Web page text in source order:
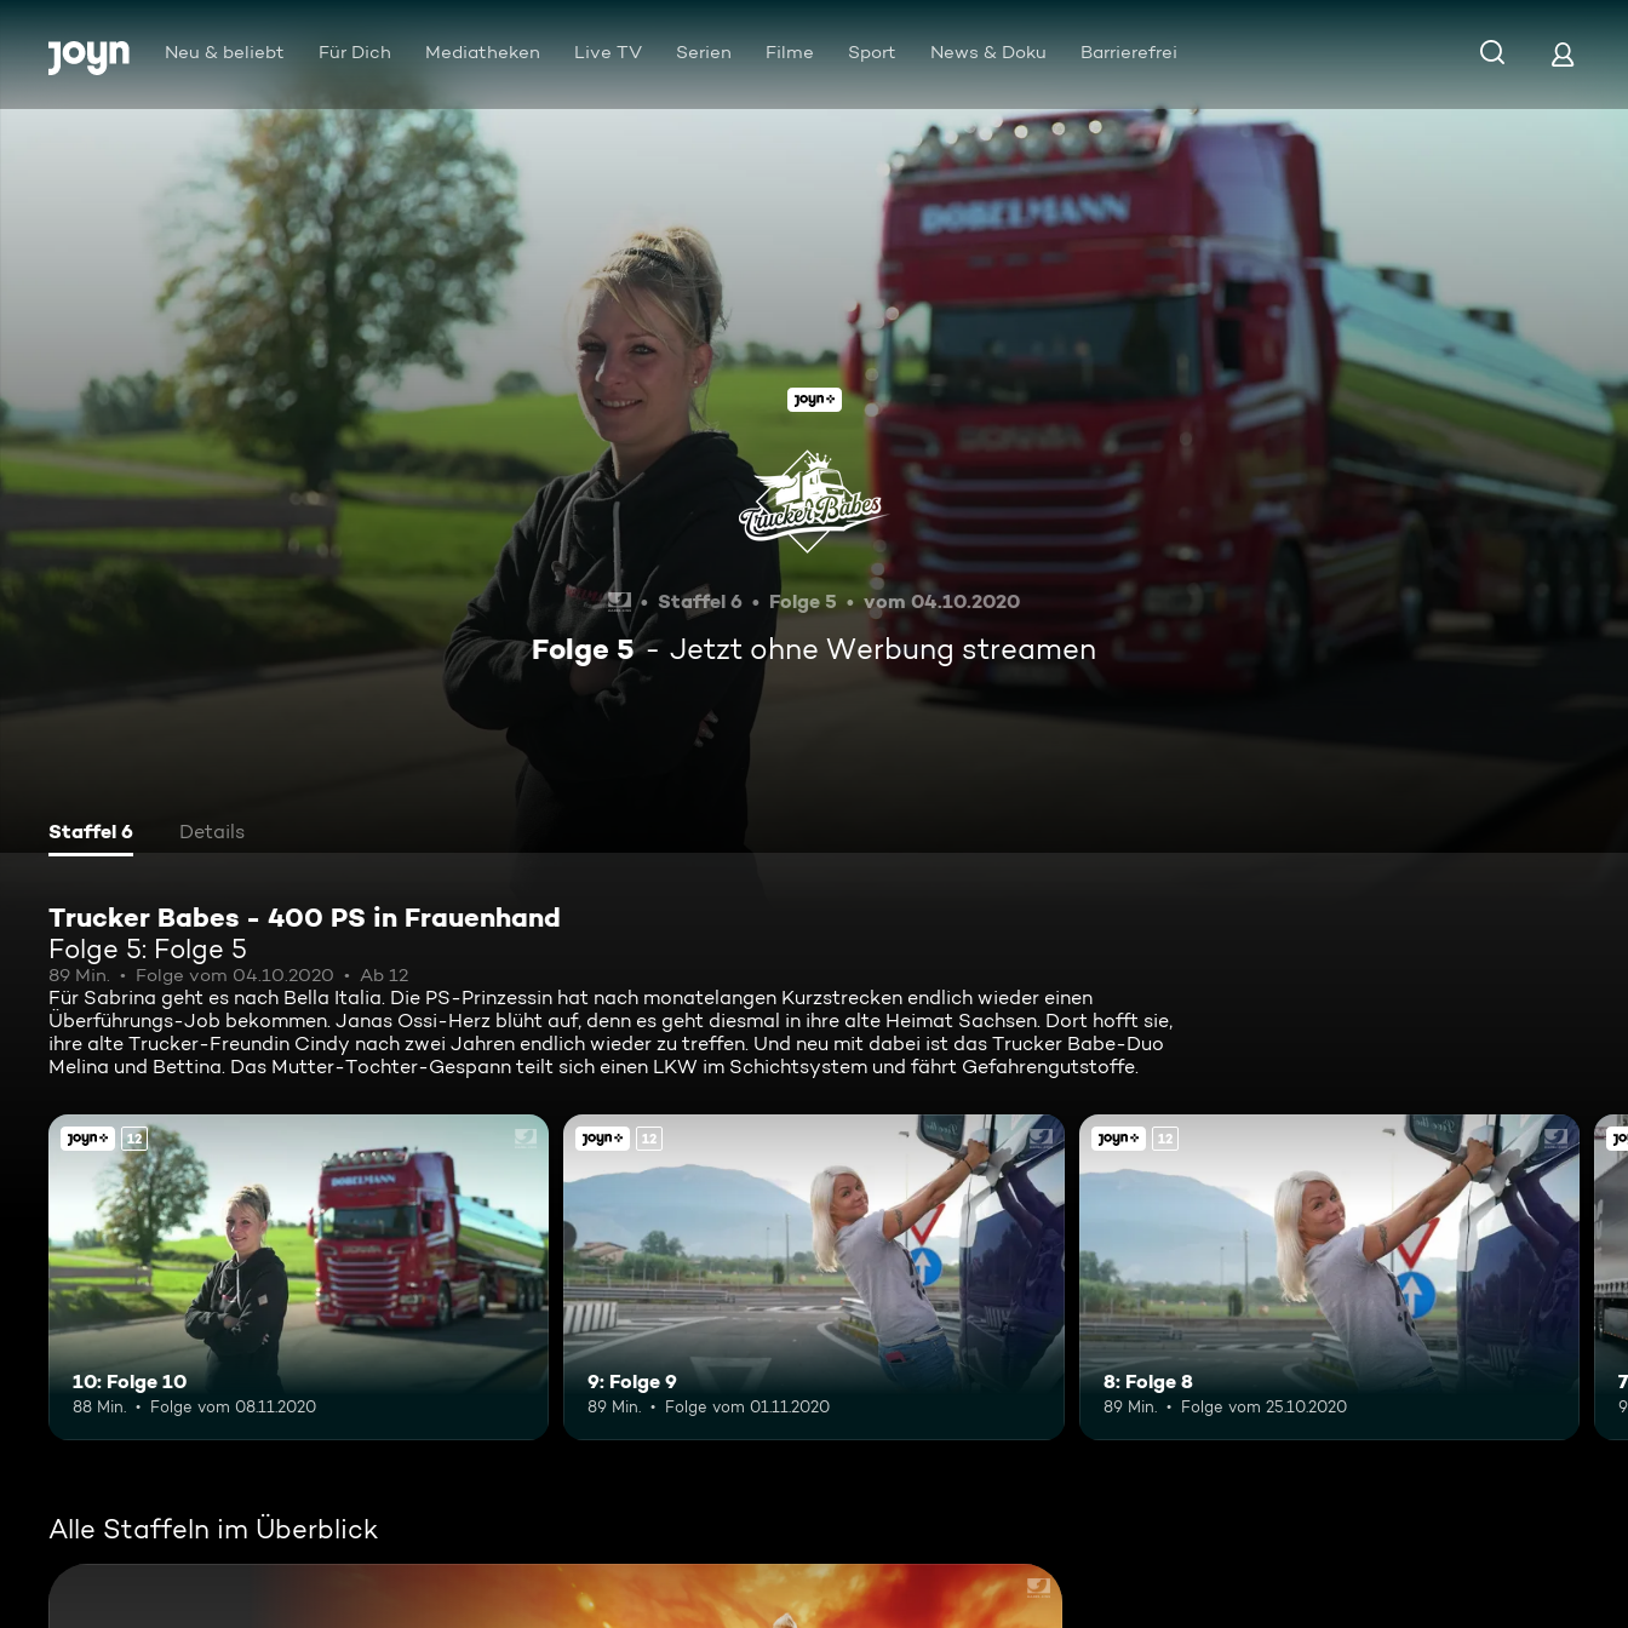
Zum Inhalt springen
Barrierefrei Neu & beliebt Für Dich Mediatheken Live TV Serien Filme Sport News & Doku Barrierefrei
Staffel 6 Folge 5 vom 04.10.2020
Folge 5 Jetzt ohne Werbung streamen
Staffel 6 Details
Trucker Babes - 400 PS in Frauenhand
Folge 5: Folge 5
89 Min. Folge vom 04.10.2020 Ab 12
Für Sabrina geht es nach Bella Italia. Die PS-Prinzessin hat nach monatelangen Kurzstrecken endlich wieder einen
Überführungs-Job bekommen. Janas Ossi-Herz blüht auf, denn es geht diesmal in ihre alte Heimat Sachsen. Dort hofft sie,
ihre alte Trucker-Freundin Cindy nach zwei Jahren endlich wieder zu treffen. Und neu mit dabei ist das Trucker Babe-Duo
Melina und Bettina. Das Mutter-Tochter-Gespann teilt sich einen LKW im Schichtsystem und fährt Gefahrengutstoffe.
12
10: Folge 10
88 Min. Folge vom 08.11.2020
12
9: Folge 9
89 Min. Folge vom 01.11.2020
12
8: Folge 8
89 Min. Folge vom 25.10.2020
Alle Staffeln im Überblick